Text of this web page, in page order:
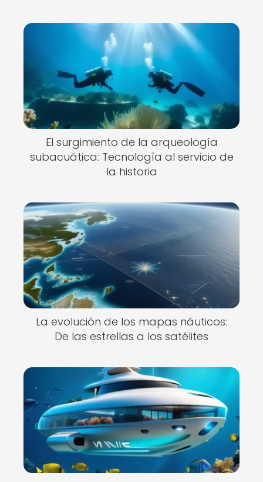
El surgimiento de la arqueología
subacuática: Tecnología al servicio de
la historia
La evolución de los mapas náuticos:
De las estrellas a los satélites